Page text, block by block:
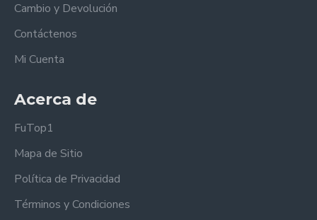
Cambio y Devolución
Contáctenos
Mi Cuenta
Acerca de
FuTop1
Mapa de Sitio
Política de Privacidad
Términos y Condiciones